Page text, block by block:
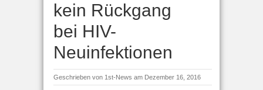
kein Rückgang
bei HIV-
Neuinfektionen
Geschrieben von 1st-News am Dezember 16, 2016